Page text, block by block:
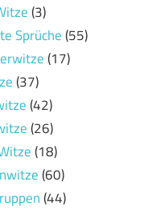
(3)
Sprüche(55)
(17)
(37)
(42)
(26)
(18)
(60)
(44)